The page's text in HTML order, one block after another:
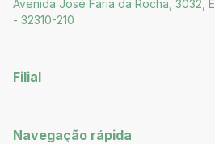
Avenida José Faria da Rocha, 3032,
- 32310-210
Filial
Navegação rápida